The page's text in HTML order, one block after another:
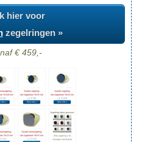
hier voor
zegelringen »
€ 459,-